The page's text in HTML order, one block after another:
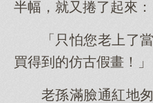
半幅，就又捲了起來：
「只怕您老上了
買得到的仿古假畫！」
老孫滿臉通紅地